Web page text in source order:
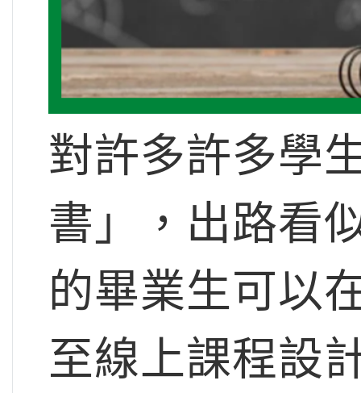
對許多許多學
書」，出路看
的畢業生可以
至線上課程設